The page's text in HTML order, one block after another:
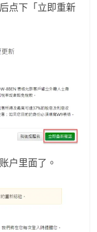
点下「立即重新
户里面了。